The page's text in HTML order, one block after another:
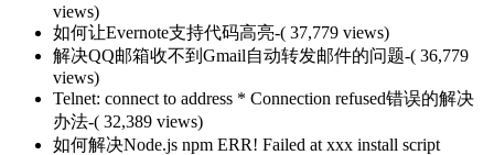
views)
如何让Evernote支持代码高亮-( 37,779 views)
解决QQ邮箱收不到Gmail自动转发邮件的问题-( 36,779
views)
Telnet: connect to address * Connection refused错误的解决
办法-( 32,389 views)
如何解决Node.js npm ERR! Failed at xxx install script